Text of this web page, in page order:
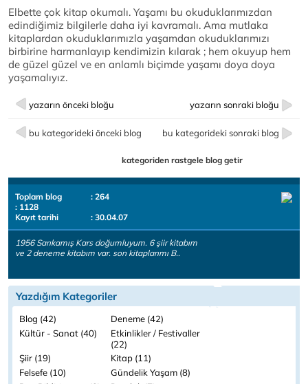
Elbette çok kitap okumalı. Yaşamı bu okuduklarımızdan
edindiğimiz bilgilerle daha iyi kavramalı. Ama mutlaka
kitaplardan okuduklarımızla yaşamdan okuduklarımızı
birbirine harmanlayıp kendimizin kılarak ; hem okuyup hem
de güzel güzel ve en anlamlı biçimde yaşamı doya doya
yaşamalıyız.
yazarın önceki bloğu yazarın sonraki bloğu
bu kategorideki önceki blog bu kategorideki sonraki blog
kategoriden rastgele blog getir
Toplam blog
: 264
: 1128
Kayıt tarihi
: 30.04.07
1956 Sarıkamış Kars doğumluyum. 6 şiir kitabım
ve 2 deneme kitabım var. son kitaplarımı B..
Yazdığım Kategoriler
Blog (42)
Deneme (42)
Kültür - Sanat (40)
Etkinlikler / Festivaller
(22)
Şiir (19)
Kitap (11)
Felsefe (10)
Gündelik Yaşam (8)